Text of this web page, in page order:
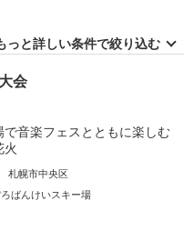
っと詳しい条件で絞り込む
会
で音楽フェスとともに楽しむ
火
札幌市中央区
ばんけいスキー場